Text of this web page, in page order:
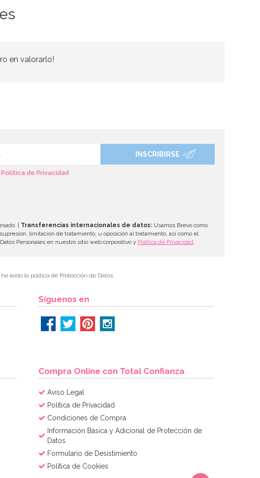
en valorarlo!
INSCRIBIRSE
Política de Privacidad
| Transferencias internacionales de datos: Usamos Brevo como
limitación de tratamiento, u oposición al tratamiento, así como el
Personales en nuestro sitio web corporativo y Política de Privacidad
leído la política de Protección de Datos.
Síguenos en
Compra Online con Total Confianza
Aviso Legal
Política de Privacidad
Condiciones de Compra
Información Básica y Adicional de Protección de
Datos
Formulario de Desistimiento
Política de Cookies